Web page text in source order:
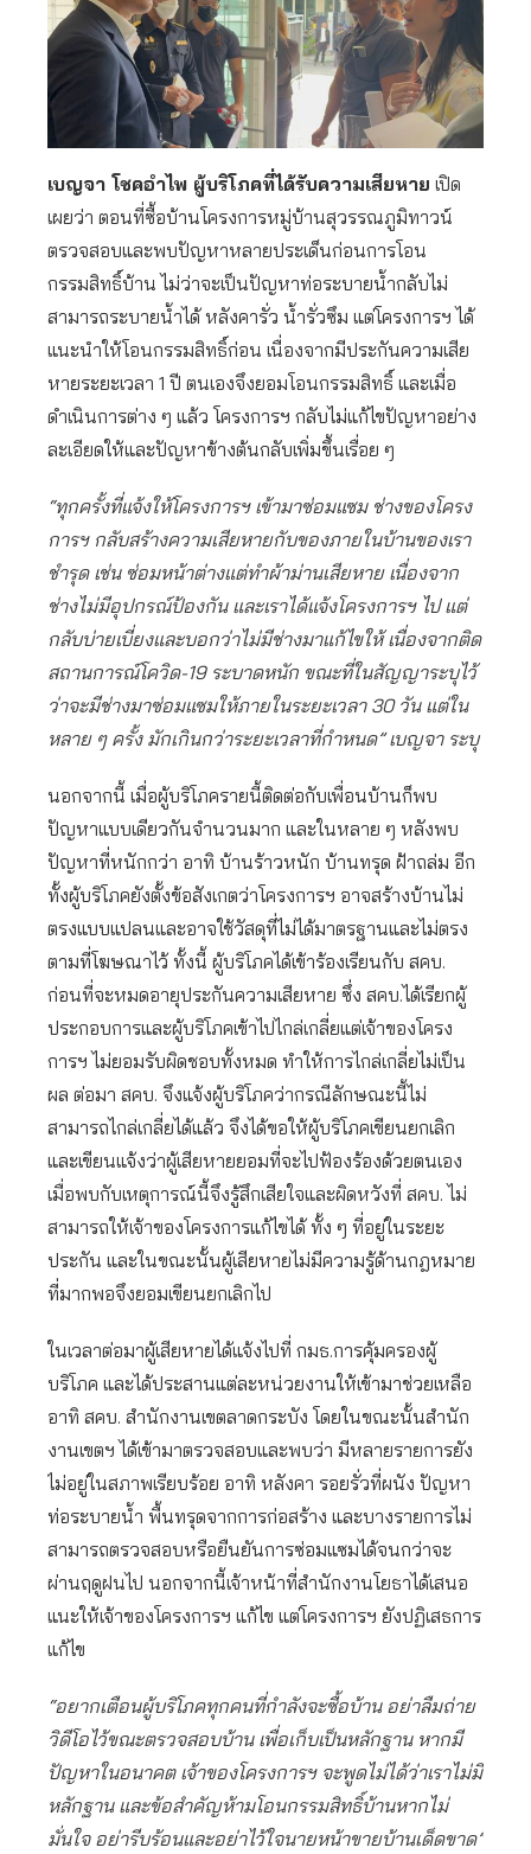
เบญจา โชคอำไพ ผู้บริโภคที่ได้รับความเสียหาย เปิด
เผยว่า ตอนที่ซื้อบ้านโครงการหมู่บ้านสุวรรณภูมิทาวน์
ตรวจสอบและพบปัญหาหลายประเด็นก่อนการโอน
กรรมสิทธิ์บ้าน ไม่ว่าจะเป็นปัญหาท่อระบายน้ำกลับไม่
สามารถระบายน้ำได้ หลังคารั่ว น้ำรั่วซึม แต่โครงการฯ ได้
แนะนำให้โอนกรรมสิทธิ์ก่อน เนื่องจากมีประกันความเสีย
หายระยะเวลา 1 ปี ตนเองจึงยอมโอนกรรมสิทธิ์ และเมื่อ
ดำเนินการต่าง ๆ แล้ว โครงการฯ กลับไม่แก้ไขปัญหาอย่าง
ละเอียดให้และปัญหาข้างต้นกลับเพิ่มขึ้นเรื่อย ๆ
“ทุกครั้งที่แจ้งให้โครงการฯ เข้ามาซ่อมแซม ช่างของโครง
การฯ กลับสร้างความเสียหายกับของภายในบ้านของเรา
ชำรุด เช่น ซ่อมหน้าต่างแต่ทำผ้าม่านเสียหาย เนื่องจาก
ช่างไม่มีอุปกรณ์ป้องกัน และเราได้แจ้งโครงการฯ ไป แต่
กลับบ่ายเบี่ยงและบอกว่าไม่มีช่างมาแก้ไขให้ เนื่องจากติด
สถานการณ์โควิด-19 ระบาดหนัก ขณะที่ในสัญญาระบุไว้
ว่าจะมีช่างมาซ่อมแซมให้ภายในระยะเวลา 30 วัน แต่ใน
หลาย ๆ ครั้ง มักเกินกว่าระยะเวลาที่กำหนด” เบญจา ระบุ
นอกจากนี้ เมื่อผู้บริโภครายนี้ติดต่อกับเพื่อนบ้านก็พบ
ปัญหาแบบเดียวกันจำนวนมาก และในหลาย ๆ หลังพบ
ปัญหาที่หนักกว่า อาทิ บ้านร้าวหนัก บ้านทรุด ฝ้าถล่ม อีก
ทั้งผู้บริโภคยังตั้งข้อสังเกตว่าโครงการฯ อาจสร้างบ้านไม่
ตรงแบบแปลนและอาจใช้วัสดุที่ไม่ได้มาตรฐานและไม่ตรง
ตามที่โฆษณาไว้ ทั้งนี้ ผู้บริโภคได้เข้าร้องเรียนกับ สคบ.
ก่อนที่จะหมดอายุประกันความเสียหาย ซึ่ง สคบ.ได้เรียกผู้
ประกอบการและผู้บริโภคเข้าไปไกล่เกลี่ยแต่เจ้าของโครง
การฯ ไม่ยอมรับผิดชอบทั้งหมด ทำให้การไกล่เกลี่ยไม่เป็น
ผล ต่อมา สคบ. จึงแจ้งผู้บริโภคว่ากรณีลักษณะนี้ไม่
สามารถไกล่เกลี่ยได้แล้ว จึงได้ขอให้ผู้บริโภคเขียนยกเลิก
และเขียนแจ้งว่าผู้เสียหายยอมที่จะไปฟ้องร้องด้วยตนเอง
เมื่อพบกับเหตุการณ์นี้จึงรู้สึกเสียใจและผิดหวังที่ สคบ. ไม่
สามารถให้เจ้าของโครงการแก้ไขได้ ทั้ง ๆ ที่อยู่ในระยะ
ประกัน และในขณะนั้นผู้เสียหายไม่มีความรู้ด้านกฎหมาย
ที่มากพอจึงยอมเขียนยกเลิกไป
ในเวลาต่อมาผู้เสียหายได้แจ้งไปที่ กมธ.การคุ้มครองผู้
บริโภค และได้ประสานแต่ละหน่วยงานให้เข้ามาช่วยเหลือ
อาทิ สคบ. สำนักงานเขตลาดกระบัง โดยในขณะนั้นสำนัก
งานเขตฯ ได้เข้ามาตรวจสอบและพบว่า มีหลายรายการยัง
ไม่อยู่ในสภาพเรียบร้อย อาทิ หลังคา รอยรั่วที่ผนัง ปัญหา
ท่อระบายน้ำ พื้นทรุดจากการก่อสร้าง และบางรายการไม่
สามารถตรวจสอบหรือยืนยันการซ่อมแซมได้จนกว่าจะ
ผ่านฤดูฝนไป นอกจากนี้เจ้าหน้าที่สำนักงานโยธาได้เสนอ
แนะให้เจ้าของโครงการฯ แก้ไข แต่โครงการฯ ยังปฏิเสธการ
แก้ไข
“อยากเตือนผู้บริโภคทุกคนที่กำลังจะซื้อบ้าน อย่าลืมถ่าย
วิดีโอไว้ขณะตรวจสอบบ้าน เพื่อเก็บเป็นหลักฐาน หากมี
ปัญหาในอนาคต เจ้าของโครงการฯ จะพูดไม่ได้ว่าเราไม่มี
หลักฐาน และข้อสำคัญห้ามโอนกรรมสิทธิ์บ้านหากไม่
มั่นใจ อย่ารีบร้อนและอย่าไว้ใจนายหน้าขายบ้านเด็ดขาด”